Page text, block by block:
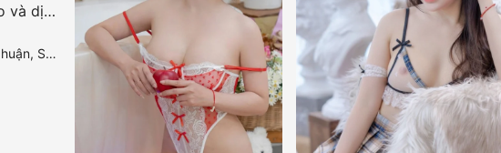
Linh Chi sự ngọt ngào và dịu dàng của cô bé đáng yêu
Sài Gòn